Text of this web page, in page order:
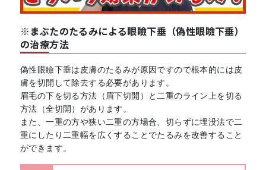
※まぶたのたるみによる眼瞼下垂（偽性眼瞼下垂）
の治療方法
偽性眼瞼下垂は皮膚のたるみが原因ですので根本的には皮
膚を切開して除去する必要があります。
眉毛の下を切る方法（眉下切開）と二重のライン上を切る
方法（全切開）があります。
また、一重の方や狭い二重の方場合、切らずに埋没法で二
重にしたり二重幅を広くすることでたるみを改善すること
ができます。